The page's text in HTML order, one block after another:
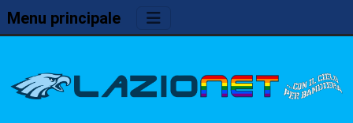
Menu principale